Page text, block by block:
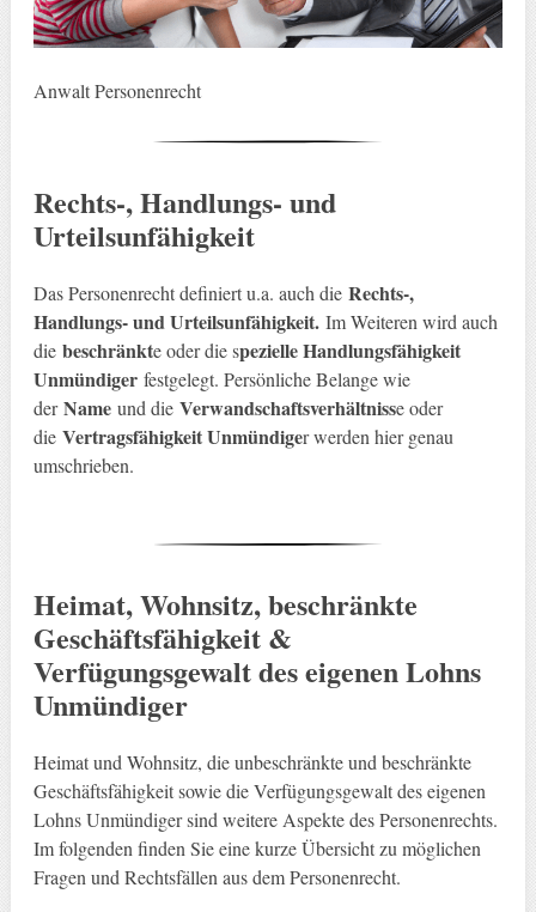
Anwalt Personenrecht
Rechts-, Handlungs- und
Urteilsunfähigkeit
Das Personenrecht definiert u.a. auch die Rechts-,
Handlungs- und Urteilsunfähigkeit.Im Weiteren wird auch
diebeschränkte oder die spezielle Handlungsfähigkeit
Unmündigerfestgelegt. Persönliche Belange wie
derNameund die Verwandschaftsverhältnisse oder
die Vertragsfähigkeit Unmündiger werden hier genau
umschrieben.
Heimat, Wohnsitz, beschränkte
Geschäftsfähigkeit &
Verfügungsgewalt des eigenen Lohns
Unmündiger
Heimat und Wohnsitz, die unbeschränkte und beschränkte
Geschäftsfähigkeit sowie die Verfügungsgewalt des eigenen
Lohns Unmündiger sind weitere Aspekte des Personenrechts.
Im folgenden finden Sie eine kurze Übersicht zu möglichen
Fragen und Rechtsfällen aus dem Personenrecht.